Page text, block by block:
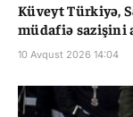
Küveyt Türkiyə,
müdafiə sazişini
10 Avqust 2026 14:04